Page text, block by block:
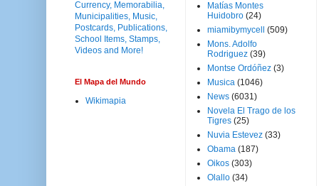
El Mapa del Mundo
Wikimapia
Matías Montes
Huidobro (24)
miamibymycell
(509)
Mons. Adolfo
Rodriguez (39)
Montse Ordóñez (3)
Musica (1046)
News (6031)
Novela El Trago de los
Tigres (25)
Nuvia Estevez (33)
Obama (187)
Oikos (303)
Olallo (34)